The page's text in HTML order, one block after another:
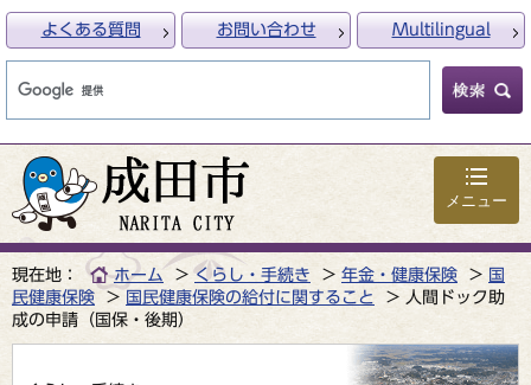
メニュー
よくある質問 お問い合わせ Multilingual
現在地： ホーム くらし・手続き 年金・健康保険
国
民健康保険
国民健康保険の給付に関すること
人間ドック助
成の申請（国保・後期）